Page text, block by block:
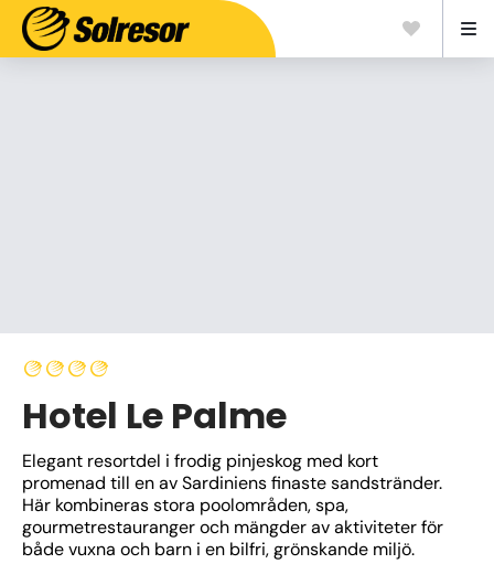
Hotel Le Palme
Elegant resortdel i frodig pinjeskog med kort
promenad till en av Sardiniens finaste sandstränder.
Här kombineras stora poolområden, spa,
gourmetrestauranger och mängder av aktiviteter för
både vuxna och barn i en bilfri, grönskande miljö.